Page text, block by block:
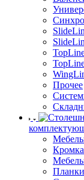
Синхро
Прочее
Планки